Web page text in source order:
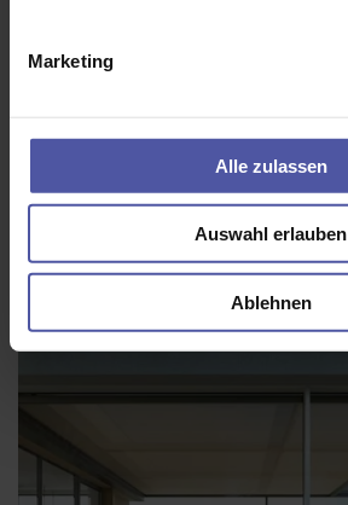
Marketing
Alle zulassen
Auswahl erlauben
Ablehnen
Flächen – mit einer Vielzahl an Extras.
Zur Terrea K70 »